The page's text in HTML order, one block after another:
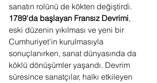
sanatın rolünü de kökten değiştirdi.
1789'da başlayan Fransız Devrimi,
eski düzenin yıkılması ve yeni bir
Cumhuriyet’in kurulmasıyla
sonuçlanırken, sanat dünyasında da
köklü dönüşümler yaşandı. Devrim
süresince sanatçılar, halkı etkileyen